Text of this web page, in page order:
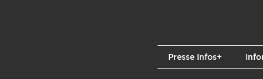
Presse Infos+